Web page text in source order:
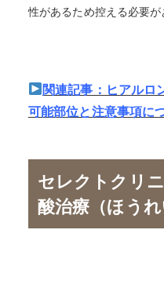
性があるため控える必要が
関連記事：ヒアルロ
可能部位と注意事項に
セレクトクリ
酸治療（ほう